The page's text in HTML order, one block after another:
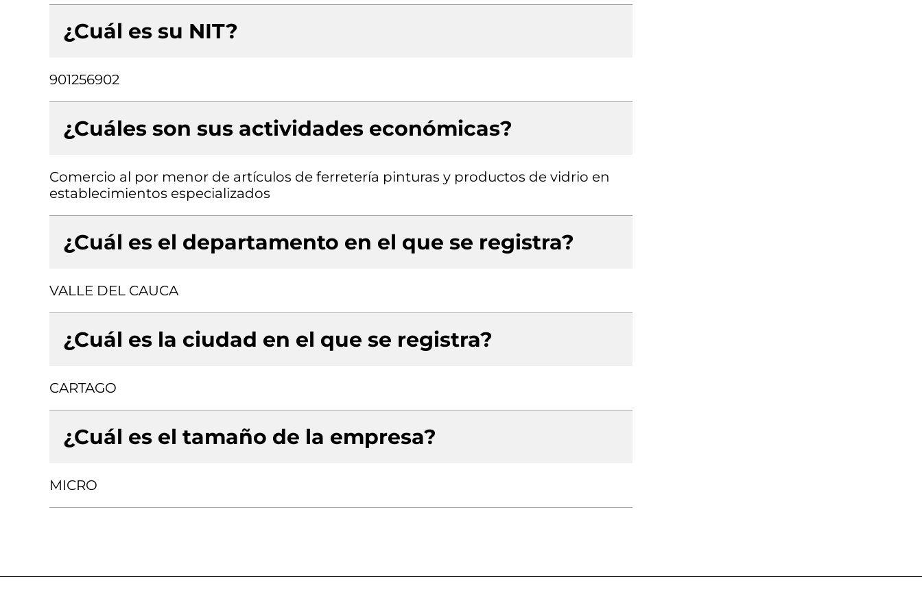
¿Cuál es su NIT?
901256902
¿Cuáles son sus actividades económicas?
Comercio al por menor de artículos de ferretería pinturas y productos de vidrio en
establecimientos especializados
¿Cuál es el departamento en el que se registra?
VALLE DEL CAUCA
¿Cuál es la ciudad en el que se registra?
CARTAGO
¿Cuál es el tamaño de la empresa?
MICRO